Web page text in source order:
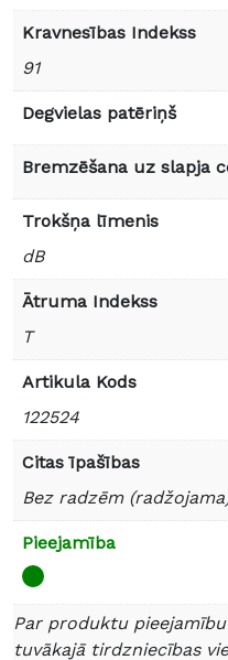
Kravnesības Indekss
91
Degvielas patēriņš
Bremzēšana uz slapja
Trokšņa līmenis
dB
Ātruma Indekss
T
Artikula Kods
122524
Citas īpašības
Bez radzēm
Pieejamība
Par produktu
tuvākajā tirdzniecības